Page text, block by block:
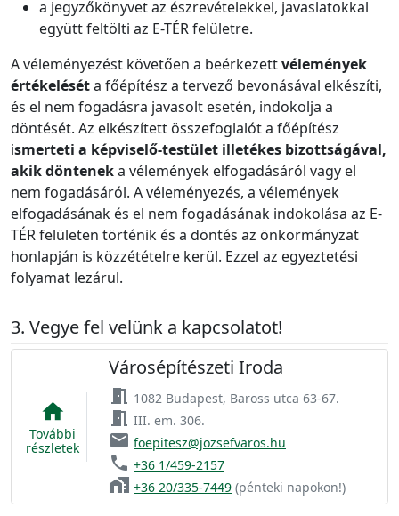
a jegyzőkönyvet az észrevételekkel, javaslatokkal
együtt feltölti az E-TÉR felületre.
A véleményezést követően a beérkezettvélemények
értékeléséta főépítész a tervező bevonásával elkészíti,
és el nem fogadásra javasolt esetén, indokolja a
döntését. Az elkészített összefoglalót a főépítész
ismerteti a képviselő-testület illetékes bizottságával,
akik dönteneka vélemények elfogadásáról vagy el
nem fogadásáról. A véleményezés, a vélemények
elfogadásának és el nem fogadásának indokolása az E-
TÉR felületen történik és a döntés az önkormányzat
honlapján is közzétételre kerül. Ezzel az egyeztetési
folyamat lezárul.
Vegye fel velünk a kapcsolatot!
home
További
részletek
Városépítészeti Iroda
meeting_room 1082 Budapest, Baross utca 63-67.
meeting_room III. em. 306.
email foepitesz@jozsefvaros.hu
phone +36 1/459-2157
home_work +36 20/335-7449 (pénteki napokon!)